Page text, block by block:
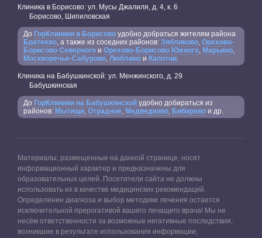
Клиника в Борисово: ул. Мусы Джалиля, д. 4, к. 6
Борисово, Шипиловская
До ГорКлиники в Борисово удобно добраться жителям района
Братеево, а также из соседних районов: Зябликово, Орехово-
Борисово Северного и Орехово-Борисово Южного, Марьино,
Москворечье-Сабурово, Люблино и Капотни.
Клиника на Бабушкинской: ул. Менжинского, д. 29
Бабушкинская
До ГорКлиники на Бабушкинской удобно добираться из
районов: Мытищи, Отрадное, Медведково, Бибирево и др.
Материалы, размещенные на данной странице, носят
информационный характер и предназначены для
образовательных целей. Посетители сайта не должны
использовать их в качестве медицинских рекомендаций.
Определение диагноза и выбор методики лечения остается
исключительной прерогативой вашего лечащего врача! Мы не
несём ответственности за возможные негативные последствия,
возникшие в результате использования информации,